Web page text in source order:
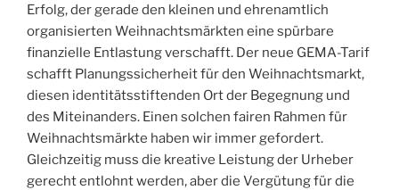
Erfolg, der gerade den kleinen und ehrenamtlich
organisierten Weihnachtsmärkten eine spürbare
finanzielle Entlastung verschafft. Der neue GEMA-Tarif
schafft Planungssicherheit für den Weihnachtsmarkt,
diesen identitätsstiftenden Ort der Begegnung und
des Miteinanders. Einen solchen fairen Rahmen für
Weihnachtsmärkte haben wir immer gefordert.
Gleichzeitig muss die kreative Leistung der Urheber
gerecht entlohnt werden, aber die Vergütung für die